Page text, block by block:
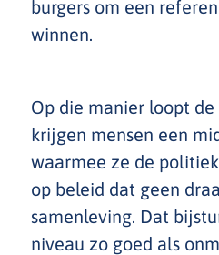
burgers om een
winnen.
Op die manier loopt
krijgen mensen een
waarmee ze de
op beleid dat geen
samenleving. Dat
niveau zo goed als